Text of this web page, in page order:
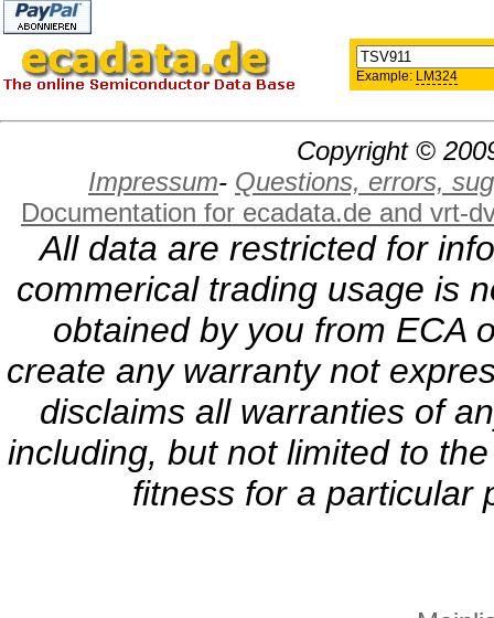
Example: LM324
Copyright ©
Impressum- Questions, errors,
Documentation for ecadata.de and vrt-
All data are restricted for
commerical trading usage is
obtained by you from ECA
create any warranty not
disclaims all warranties of
including, but not limited to
fitness for a particular